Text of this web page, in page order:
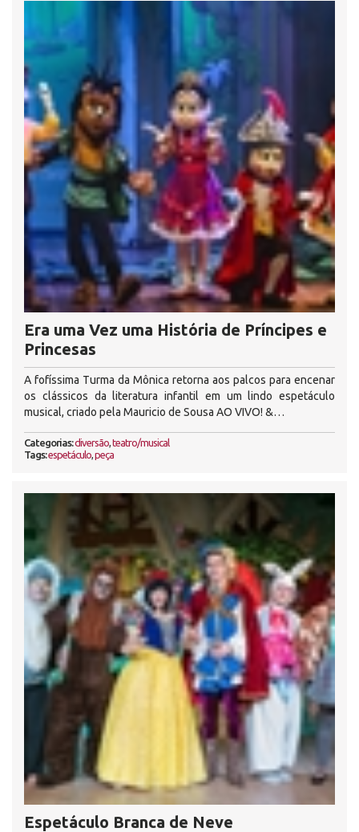
Era uma Vez uma História de Príncipes e
Princesas
A fofíssima Turma da Mônica retorna aos palcos para encenar
os clássicos da literatura infantil em um lindo espetáculo
musical, criado pela Mauricio de Sousa AO VIVO! &…
Categorias:diversão,teatro/musical
Tags:espetáculo,peça
Espetáculo Branca de Neve